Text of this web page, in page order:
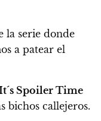
la serie donde
a patear el
Spoiler Time
bichos callejeros.